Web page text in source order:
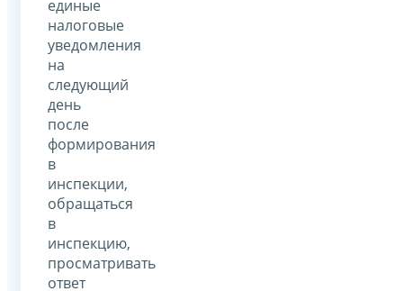
единые
налоговые
уведомления
на
следующий
день
после
формирования
в
инспекции,
обращаться
в
инспекцию,
просматривать
ответ